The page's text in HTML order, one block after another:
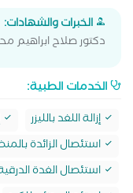
الخبرات والشهادات:
دكتور صلاح ابراهيم
الخدمات الطبية:
إزالة اللغد بالليزر
استئصال الزائدة
استئصال الغدة